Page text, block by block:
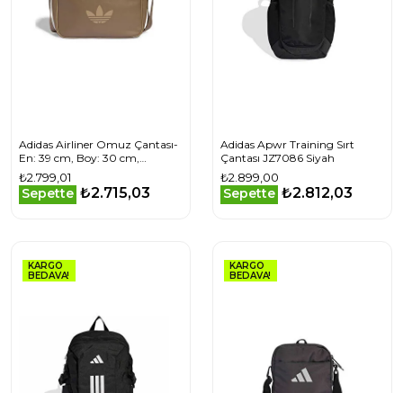
Adidas Airliner Omuz Çantası-
En: 39 cm, Boy: 30 cm,
Derinlik: 10 cm KD7847
Kahverengi
₺2.799,01
Sepette ₺2.715,03
Adidas Apwr Training Sırt
Çantası JZ7086 Siyah
₺2.899,00
Sepette ₺2.812,03
KARGO
BEDAVA!
KARGO
BEDAVA!